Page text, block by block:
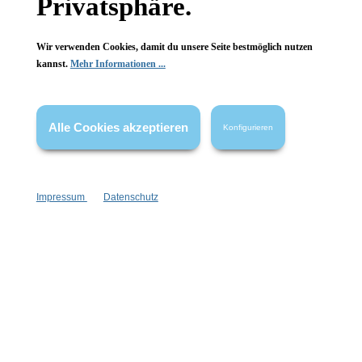
Privatsphäre.
Wir verwenden Cookies, damit du unsere Seite bestmöglich nutzen
kannst. Mehr Informationen ...
Alle Cookies akzeptieren Konfigurieren
Impressum Datenschutz